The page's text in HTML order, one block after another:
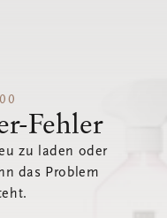
Fehler
zu laden oder
das Problem